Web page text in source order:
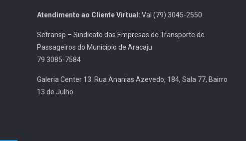
Atendimento ao Cliente Virtual: Val (79) 3045-2550
Setransp – Sindicato das Empresas de Transporte de
Passageiros do Município de Aracaju
79 3085-7584
Galeria Center 13. Rua Ananias Azevedo, 184, Sala 77, Bairro
13 de Julho